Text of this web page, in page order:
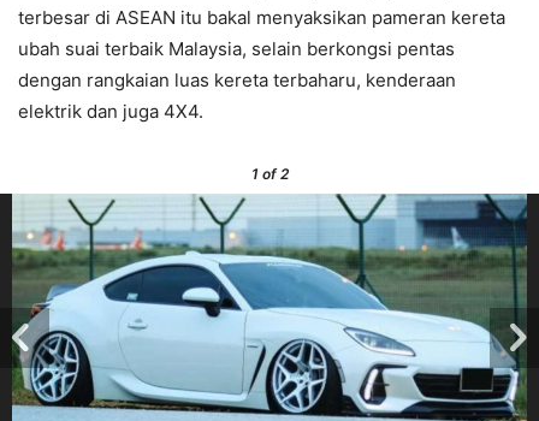
terbesar di ASEAN itu bakal menyaksikan pameran kereta
ubah suai terbaik Malaysia, selain berkongsi pentas
dengan rangkaian luas kereta terbaharu, kenderaan
elektrik dan juga 4X4.
1of 2